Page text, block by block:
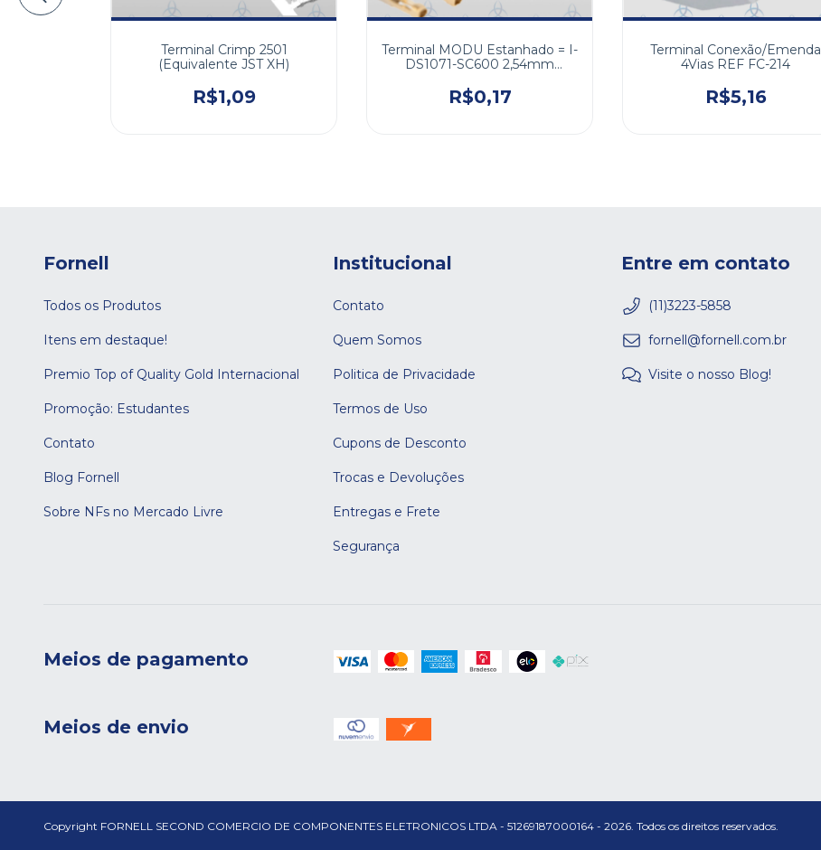
Terminal Crimp 2501
(Equivalente JST XH)
R$1,09
Terminal MODU Estanhado = I-
DS1071-SC600 2,54mm
R$0,17
Terminal Conexão/Emenda
4Vias REF FC-214
R$5,16
Fornell
Todos os Produtos
Itens em destaque!
Premio Top of Quality Gold Internacional
Promoção: Estudantes
Contato
Blog Fornell
Sobre NFs no Mercado Livre
Institucional
Contato
Quem Somos
Politica de Privacidade
Termos de Uso
Cupons de Desconto
Trocas e Devoluções
Entregas e Frete
Segurança
Entre em contato
(11)3223-5858
fornell@fornell.com.br
Visite o nosso Blog!
Meios de pagamento
Meios de envio
Copyright FORNELL SECOND COMERCIO DE COMPONENTES ELETRONICOS LTDA - 51269187000164 - 2026. Todos os direitos reservados.